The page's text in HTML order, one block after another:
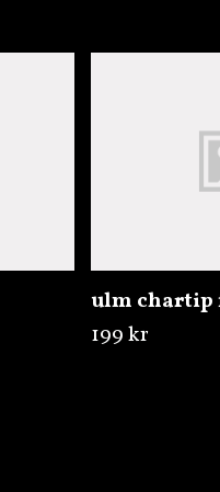
ulm chartip
199 kr